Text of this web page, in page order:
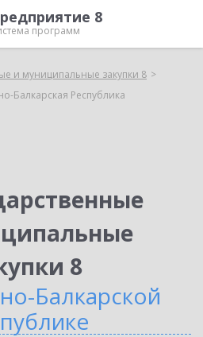
8
программ
и муниципальные закупки 8
Балкарская Республика
8
Балкарской